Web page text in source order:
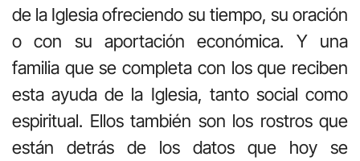
de la Iglesia ofreciendo su tiempo, su oración
o con su aportación económica. Y una
familia que se completa con los que reciben
esta ayuda de la Iglesia, tanto social como
espiritual. Ellos también son los rostros que
están detrás de los datos que hoy se